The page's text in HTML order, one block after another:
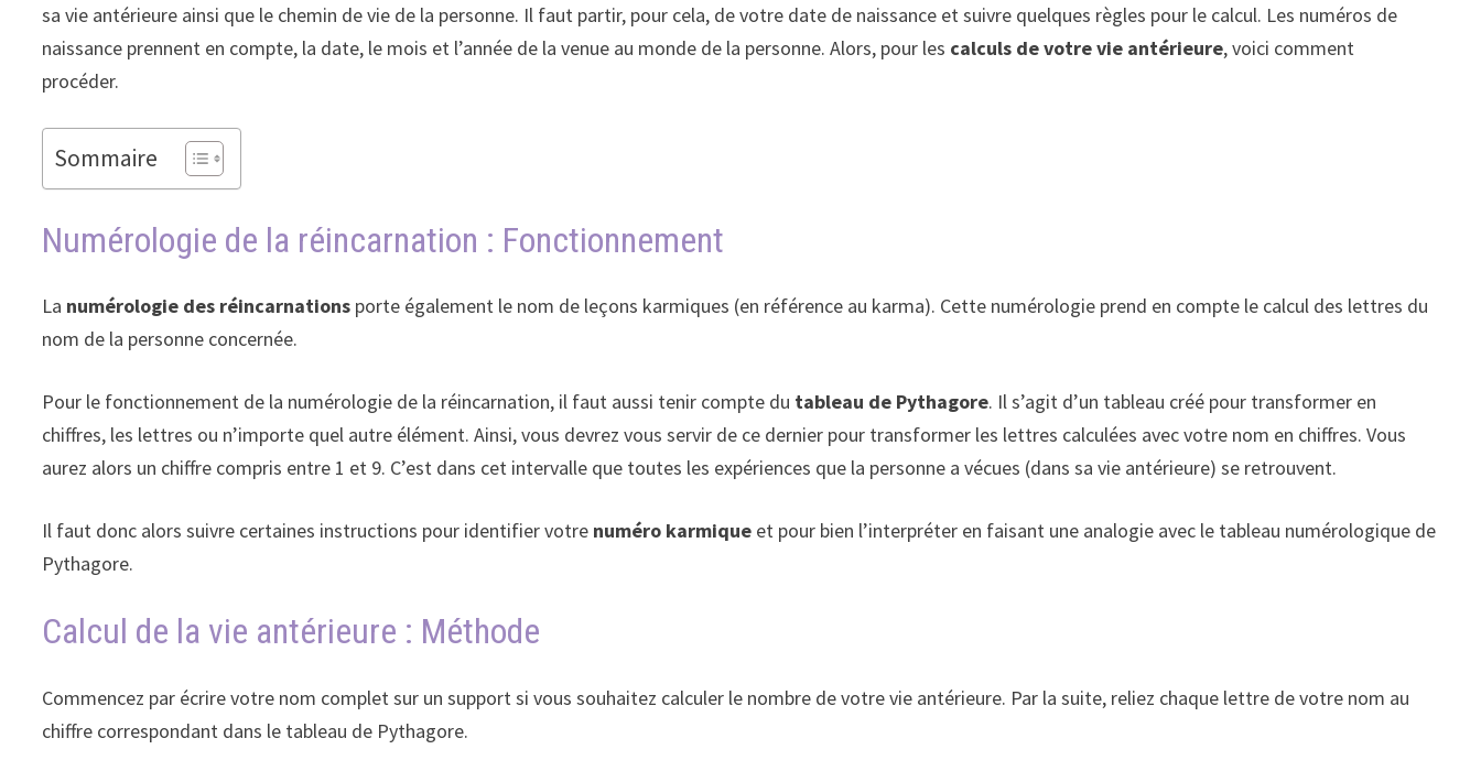
sa vie antérieure ainsi que le chemin de vie de la personne. Il faut partir, pour cela, de votre date de naissance et suivre quelques règles pour le calcul. Les numéros de
naissance prennent en compte, la date, le mois et l’année de la venue au monde de la personne. Alors, pour les calculs de votre vie antérieure, voici comment
procéder.
Sommaire
Numérologie de la réincarnation : Fonctionnement
La numérologie des réincarnations porte également le nom de leçons karmiques (en référence au karma). Cette numérologie prend en compte le calcul des lettres du
nom de la personne concernée.
Pour le fonctionnement de la numérologie de la réincarnation, il faut aussi tenir compte du tableau de Pythagore. Il s’agit d’un tableau créé pour transformer en
chiffres, les lettres ou n’importe quel autre élément. Ainsi, vous devrez vous servir de ce dernier pour transformer les lettres calculées avec votre nom en chiffres. Vous
aurez alors un chiffre compris entre 1 et 9. C’est dans cet intervalle que toutes les expériences que la personne a vécues (dans sa vie antérieure) se retrouvent.
Il faut donc alors suivre certaines instructions pour identifier votre numéro karmique et pour bien l’interpréter en faisant une analogie avec le tableau numérologique de
Pythagore.
Calcul de la vie antérieure : Méthode
Commencez par écrire votre nom complet sur un support si vous souhaitez calculer le nombre de votre vie antérieure. Par la suite, reliez chaque lettre de votre nom au
chiffre correspondant dans le tableau de Pythagore.